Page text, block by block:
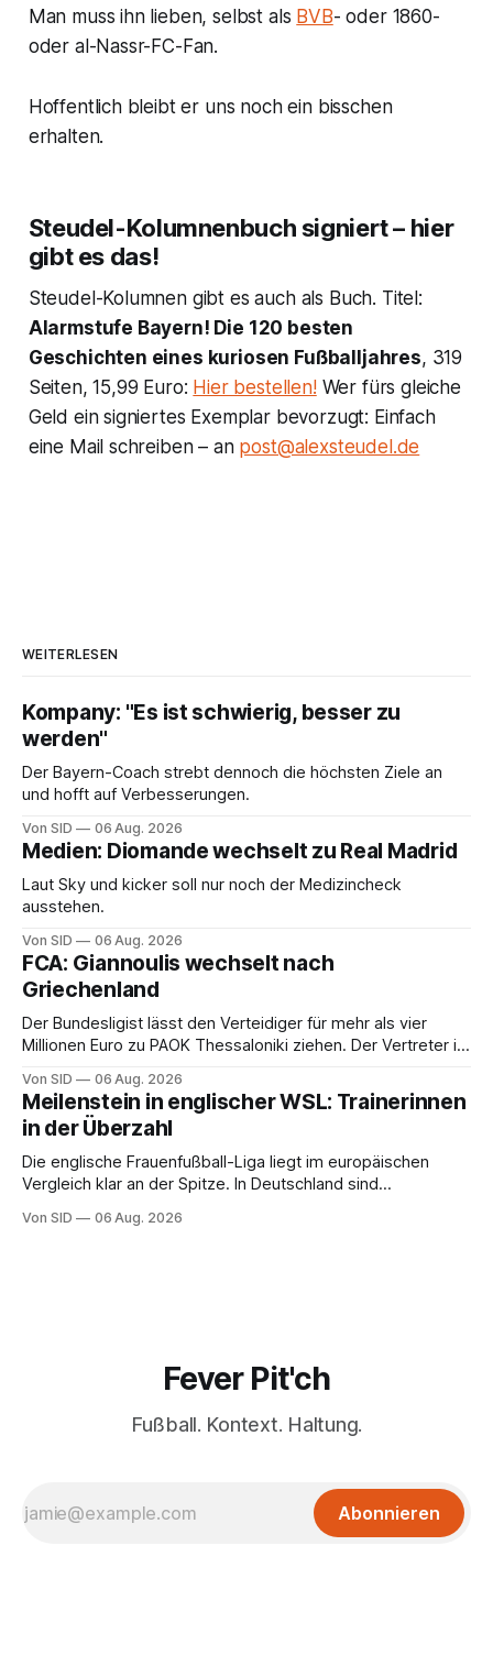
Man muss ihn lieben, selbst als BVB- oder 1860-
oder al-Nassr-FC-Fan.
Hoffentlich bleibt er uns noch ein bisschen
erhalten.
Steudel-Kolumnenbuch signiert – hier
gibt es das!
Steudel-Kolumnen gibt es auch als Buch. Titel:
Alarmstufe Bayern! Die 120 besten
Geschichten eines kuriosen Fußballjahres, 319
Seiten, 15,99 Euro: Hier bestellen!Wer fürs gleiche
Geld ein signiertes Exemplar bevorzugt: Einfach
eine Mail schreiben – an post@alexsteudel.de
WEITERLESEN
Kompany: "Es ist schwierig, besser zu
werden"
Der Bayern-Coach strebt dennoch die höchsten Ziele an
und hofft auf Verbesserungen.
Von SID 06 Aug. 2026
Medien: Diomande wechselt zu Real Madrid
Laut Sky und kicker soll nur noch der Medizincheck
ausstehen.
Von SID 06 Aug. 2026
FCA: Giannoulis wechselt nach
Griechenland
Der Bundesligist lässt den Verteidiger für mehr als vier
Millionen Euro zu PAOK Thessaloniki ziehen. Der Vertreter ist
Von SID 06 Aug. 2026
Meilenstein in englischer WSL: Trainerinnen
in der Überzahl
Die englische Frauenfußball-Liga liegt im europäischen
Vergleich klar an der Spitze. In Deutschland sind
Von SID 06 Aug. 2026
Fever Pit'ch
Fußball. Kontext. Haltung.
Abonnieren